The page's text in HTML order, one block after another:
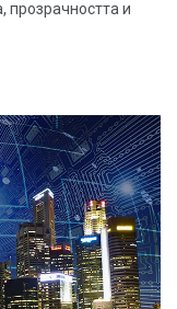
прозрачността и